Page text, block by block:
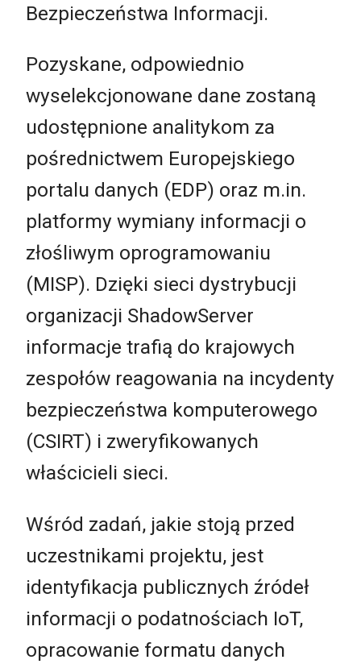
Bezpieczeństwa Informacji.
Pozyskane, odpowiednio
wyselekcjonowane dane zostaną
udostępnione analitykom za
pośrednictwem Europejskiego
portalu danych (EDP) oraz m.in.
platformy wymiany informacji o
złośliwym oprogramowaniu
(MISP). Dzięki sieci dystrybucji
organizacji ShadowServer
informacje trafią do krajowych
zespołów reagowania na incydenty
bezpieczeństwa komputerowego
(CSIRT) i zweryfikowanych
właścicieli sieci.
Wśród zadań, jakie stoją przed
uczestnikami projektu, jest
identyfikacja publicznych źródeł
informacji o podatnościach IoT,
opracowanie formatu danych